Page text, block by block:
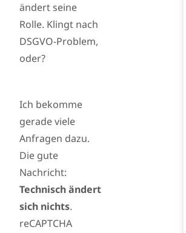
ändert seine
Rolle. Klingt nach
DSGVO-Problem,
oder?
Ich bekomme
gerade viele
Anfragen dazu.
Die gute
Nachricht:
Technisch ändert
sich nichts.
reCAPTCHA